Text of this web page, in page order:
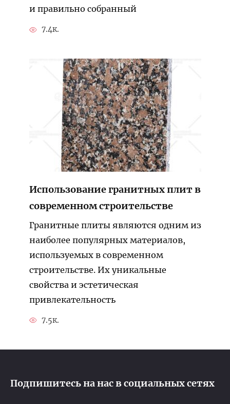
и правильно собранный
7.4к.
Использование гранитных плит в
современном строительстве
Гранитные плиты являются одним из
наиболее популярных материалов,
используемых в современном
строительстве. Их уникальные
свойства и эстетическая
привлекательность
7.5к.
Подпишитесь на нас в социальных сетях